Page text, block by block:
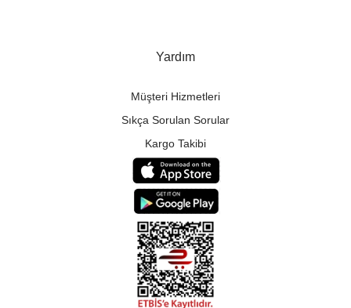
Yardım
Müşteri Hizmetleri
Sıkça Sorulan Sorular
Kargo Takibi